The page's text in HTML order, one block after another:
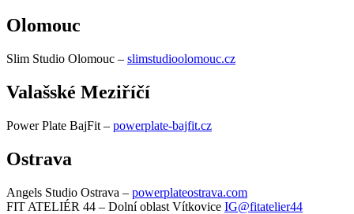
Olomouc
Slim Studio Olomouc – slimstudioolomouc.cz
Valašské Meziříčí
Power Plate BajFit – powerplate-bajfit.cz
Ostrava
Angels Studio Ostrava – powerplateostrava.com
FIT ATELIÉR 44 – Dolní oblast Vítkovice IG@fitatelier44